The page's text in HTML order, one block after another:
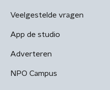
Veelgestelde vragen
App de studio
Adverteren
NPO Campus